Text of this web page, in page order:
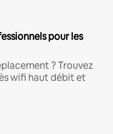
pour les
? Trouvez
wifi haut débit et